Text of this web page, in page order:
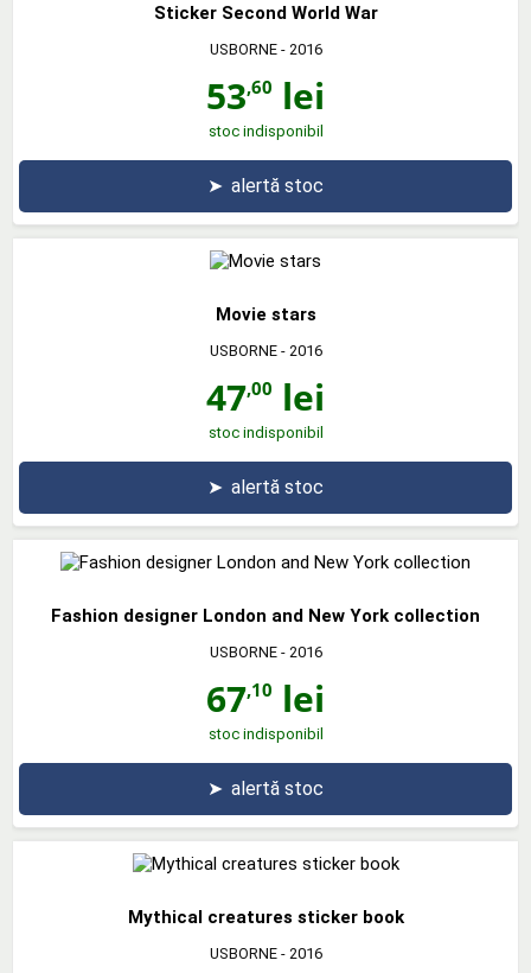
Sticker Second World War
USBORNE- 2016
53,60 lei
stoc indisponibil
➤ alertă stoc
Movie stars
USBORNE- 2016
47,00 lei
stoc indisponibil
➤ alertă stoc
Fashion designer London and New York collection
USBORNE- 2016
67,10 lei
stoc indisponibil
➤ alertă stoc
Mythical creatures sticker book
USBORNE- 2016